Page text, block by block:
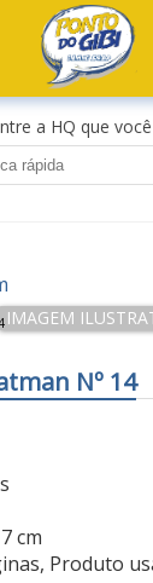
a HQ que
Nº 14
cm
Produto